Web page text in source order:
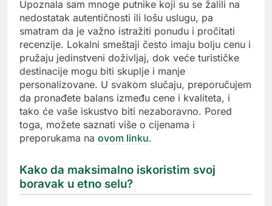
Upoznala sam mnoge putnike koji su se žalili na
nedostatak autentičnosti ili lošu uslugu, pa
smatram da je važno istražiti ponudu i pročitati
recenzije. Lokalni smeštaji često imaju bolju cenu i
pružaju jedinstveni doživljaj, dok veće turističke
destinacije mogu biti skuplje i manje
personalizovane. U svakom slučaju, preporučujem
da pronađete balans između cene i kvaliteta, i
tako će vaše iskustvo biti nezaboravno. Pored
toga, možete saznati više o cijenama i
preporukama na ovom linku.
Kako da maksimalno iskoristim svoj
boravak u etno selu?